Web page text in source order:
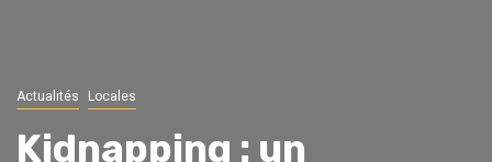
Actualités Locales
Kidnapping : un